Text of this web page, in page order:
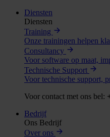
Diensten
Diensten
Training
Onze trainingen helpen
Consultancy
Voor software op maat,
Technische Support
Voor technische support,
Voor contact met ons bel:
Bedrijf
Ons Bedrijf
Over ons